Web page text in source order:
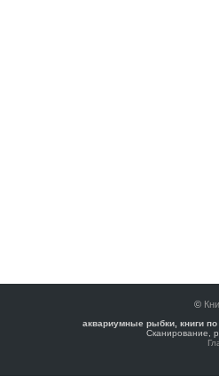
©
аквариумные рыбки, книги
Сканирование,